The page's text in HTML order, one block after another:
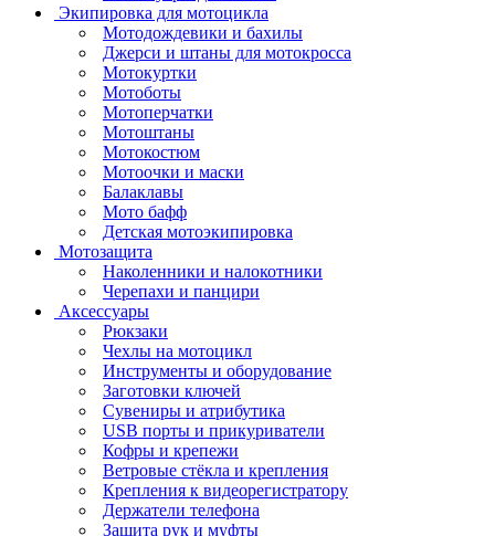
Экипировка для мотоцикла
Мотодождевики и бахилы
Джерси и штаны для мотокросса
Мотокуртки
Мотоботы
Мотоперчатки
Мотоштаны
Мотокостюм
Мотоочки и маски
Балаклавы
Мото бафф
Детская мотоэкипировка
Мотозащита
Наколенники и налокотники
Черепахи и панцири
Аксессуары
Рюкзаки
Чехлы на мотоцикл
Инструменты и оборудование
Заготовки ключей
Сувениры и атрибутика
USB порты и прикуриватели
Кофры и крепежи
Ветровые стёкла и крепления
Крепления к видеорегистратору
Держатели телефона
Защита рук и муфты